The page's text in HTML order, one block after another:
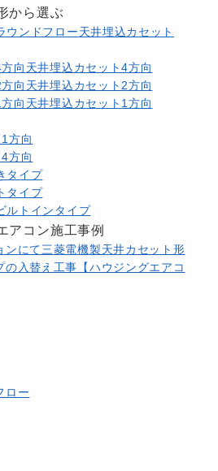
から選ぶ
天井埋込カセット
天井埋込カセット4方向
天井埋込カセット2方向
天井埋込カセット1方向
方向
方向
タイプ
タイプ
ルトインタイプ
アコン施工事例
ンにて三菱電機製天井カセット形
の入替え工事【ハウジングエアコ
ロー